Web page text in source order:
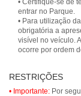
• Certifique-se de
entrar no Parque.
• Para utilização
obrigatória a
visível no veículo.
ocorre por ordem
RESTRIÇÕES
• Importante: Por